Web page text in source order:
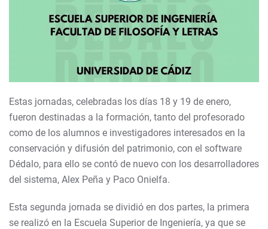
Estas jornadas, celebradas los días 18 y 19 de enero,
fueron destinadas a la formación, tanto del profesorado
como de los alumnos e investigadores interesados en la
conservación y difusión del patrimonio, con el software
Dédalo, para ello se contó de nuevo con los desarrolladores
del sistema, Alex Peña y Paco Onielfa.
Esta segunda jornada se dividió en dos partes, la primera
se realizó en la Escuela Superior de Ingeniería, ya que se